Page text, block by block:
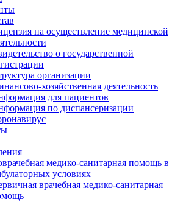
на осуществление медицинской
о государственной
организации
хозяйственная деятельность
для пациентов
по диспансеризации
медико-санитарная помощь в
условиях
врачебная медико-санитарная